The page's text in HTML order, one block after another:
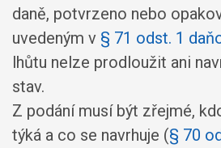
daně, potvrzeno nebo
uvedeným v § 71 odst. 1
lhůtu nelze prodloužit ani
stav.
Z podání musí být zřejmé,
týká a co se navrhuje (§ 70